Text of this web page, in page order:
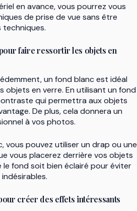
en avance, vous pourrez vous
de prise de vue sans être
techniques.
faire ressortir les objets en
un fond blanc est idéal
objets en verre. En utilisant un fond
qui permettra aux objets
De plus, cela donnera un
à vos photos.
vous pouvez utiliser un drap ou une
vous placerez derrière vos objets
le fond soit bien éclairé pour éviter
créer des effets intéressants